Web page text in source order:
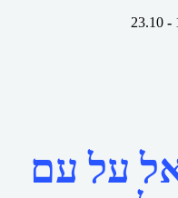
-
23.10
אל על עם